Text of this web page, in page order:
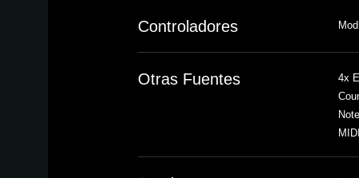
Controladores
Otras Fuentes
4x